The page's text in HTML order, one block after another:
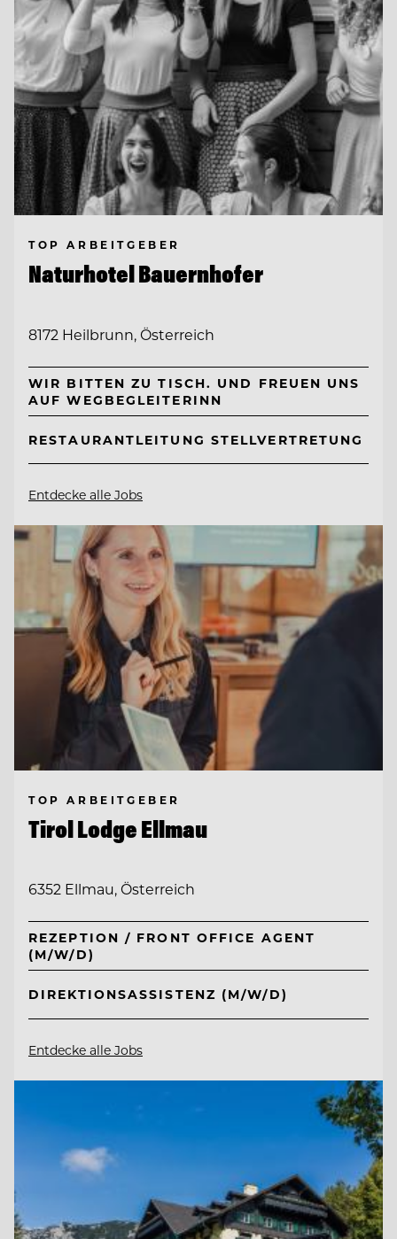
TOP ARBEITGEBER
Naturhotel Bauernhofer
8172 Heilbrunn, Österreich
WIR BITTEN ZU TISCH. UND FREUEN UNS
AUF WEGBEGLEITERINN
RESTAURANTLEITUNG STELLVERTRETUNG
Entdecke alle Jobs
TOP ARBEITGEBER
Tirol Lodge Ellmau
6352 Ellmau, Österreich
REZEPTION / FRONT OFFICE AGENT
(M/W/D)
DIREKTIONSASSISTENZ (M/W/D)
Entdecke alle Jobs